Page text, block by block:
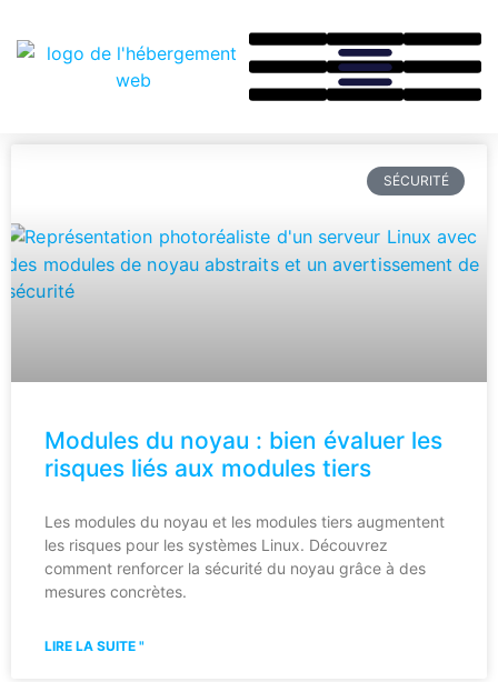
SÉCURITÉ
Modules du noyau : bien évaluer les
risques liés aux modules tiers
Les modules du noyau et les modules tiers augmentent
les risques pour les systèmes Linux. Découvrez
comment renforcer la sécurité du noyau grâce à des
mesures concrètes.
LIRE LA SUITE "